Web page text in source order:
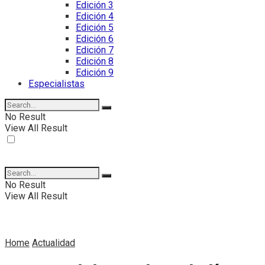
Edición 3
Edición 4
Edición 5
Edición 6
Edición 7
Edición 8
Edición 9
Especialistas
No Result
View All Result
No Result
View All Result
Home Actualidad